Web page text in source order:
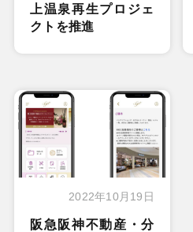
上温泉再生プロジェ
クトを推進
2022年10月19日
阪急阪神不動産・分